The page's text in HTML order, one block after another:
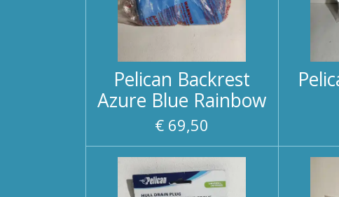
Pelican Backrest
Azure Blue Rainbow
€ 69,50